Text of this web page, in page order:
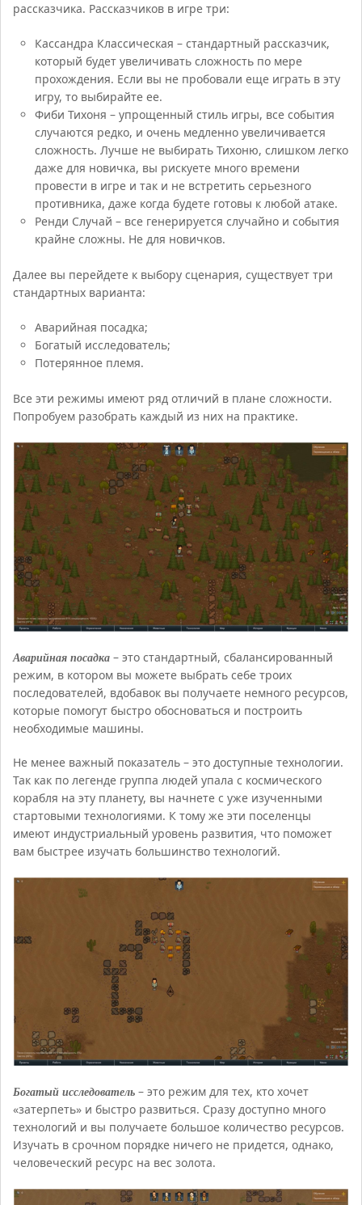
рассказчика. Рассказчиков в игре три:
Кассандра Классическая – стандартный рассказчик,
который будет увеличивать сложность по мере
прохождения. Если вы не пробовали еще играть в эту
игру, то выбирайте ее.
Фиби Тихоня – упрощенный стиль игры, все события
случаются редко, и очень медленно увеличивается
сложность. Лучше не выбирать Тихоню, слишком легко
даже для новичка, вы рискуете много времени
провести в игре и так и не встретить серьезного
противника, даже когда будете готовы к любой атаке.
Ренди Случай – все генерируется случайно и события
крайне сложны. Не для новичков.
Далее вы перейдете к выбору сценария, существует три
стандартных варианта:
Аварийная посадка;
Богатый исследователь;
Потерянное племя.
Все эти режимы имеют ряд отличий в плане сложности.
Попробуем разобрать каждый из них на практике.
Аварийная посадка– это стандартный, сбалансированный
режим, в котором вы можете выбрать себе троих
последователей, вдобавок вы получаете немного ресурсов,
которые помогут быстро обосноваться и построить
необходимые машины.
Не менее важный показатель – это доступные технологии.
Так как по легенде группа людей упала с космического
корабля на эту планету, вы начнете с уже изученными
стартовыми технологиями. К тому же эти поселенцы
имеют индустриальный уровень развития, что поможет
вам быстрее изучать большинство технологий.
Богатый исследователь – это режим для тех, кто хочет
«затерпеть» и быстро развиться. Сразу доступно много
технологий и вы получаете большое количество ресурсов.
Изучать в срочном порядке ничего не придется, однако,
человеческий ресурс на вес золота.